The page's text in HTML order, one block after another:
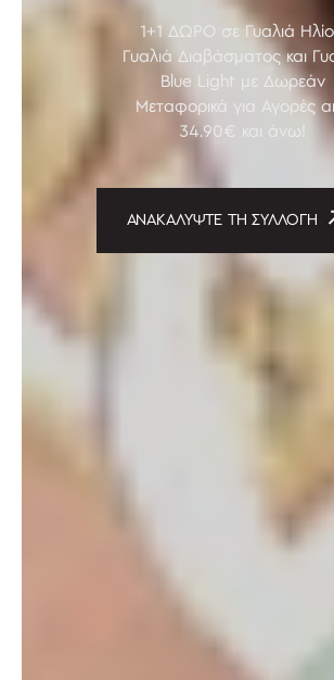
1+1 ΔΩΡΟ σε Γυαλιά
Γυαλιά Διαβάσματος και
Blue Light με Δωρεάν
Μεταφορικά για Αγορές
34.90€ και άνω!
ΑΝΑΚΑΛΥΨΤΕ ΤΗ ΣΥΛΛΟΓΗ